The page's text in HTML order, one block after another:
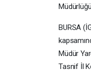
BURSA
Müdür
Tasnif İl